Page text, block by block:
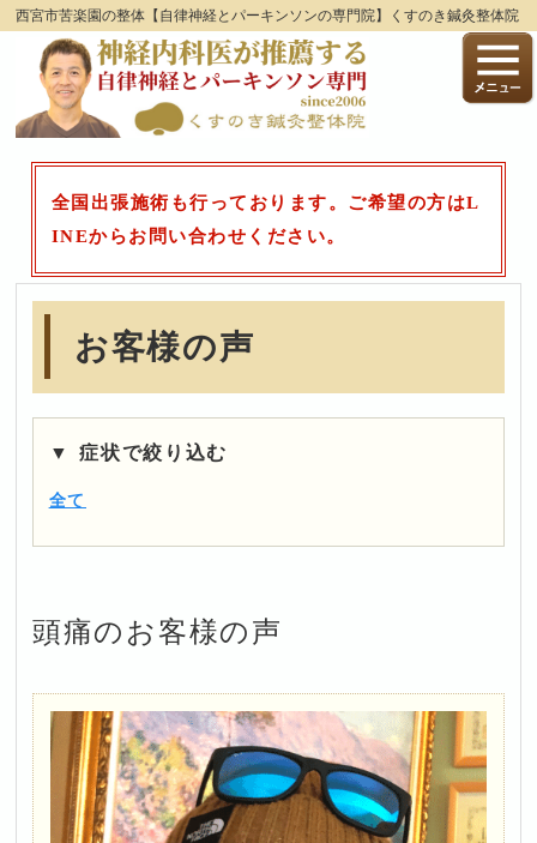
西宮市苦楽園の整体【自律神経とパーキンソンの専門院】くすのき鍼灸整体院
全国出張施術も行っております。ご希望の方はL
INEからお問い合わせください。
お客様の声
症状で絞り込む
全て
頭痛のお客様の声